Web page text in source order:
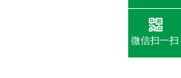
微信扫一扫